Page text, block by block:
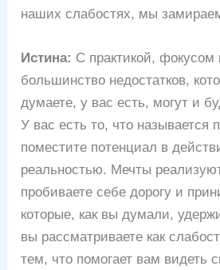
наших слабостях, мы
Истина: С практикой,
большинство недостатков,
думаете, у вас есть, могут и
У вас есть то, что называется
поместите потенциал в
реальностью. Мечты
пробиваете себе дорогу и
которые, как вы думали,
вы рассматриваете как
тем, что помогает вам видеть